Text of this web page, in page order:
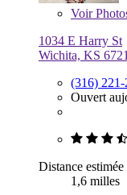
Voir
1034 E Harry St
Wichita, KS
(316)
Ouvert
Distance estimée
1,6 milles